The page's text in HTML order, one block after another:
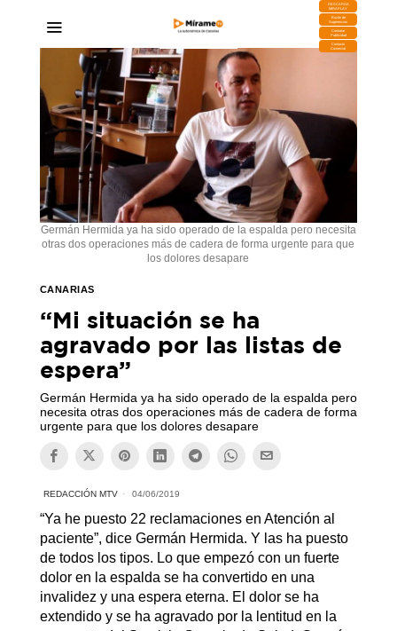
DESCARGA
MIRAPLAY
Buzón de
Sugerencias
Contratar
Publicidad
Contacto
Comercial
Germán Hermida ya ha sido operado de la espalda pero necesita
otras dos operaciones más de cadera de forma urgente para que
los dolores desapare
CANARIAS
“Mi situación se ha
agravado por las listas de
espera”
Germán Hermida ya ha sido operado de la espalda pero
necesita otras dos operaciones más de cadera de forma
urgente para que los dolores desapare
REDACCIÓN MTV 04/06/2019
“Ya he puesto 22 reclamaciones en Atención al
paciente”, dice Germán Hermida. Y las ha puesto
de todos los tipos. Lo que empezó con un fuerte
dolor en la espalda se ha convertido en una
invalidez y una espera eterna. El dolor se ha
extendido y se ha agravado por la lentitud en la